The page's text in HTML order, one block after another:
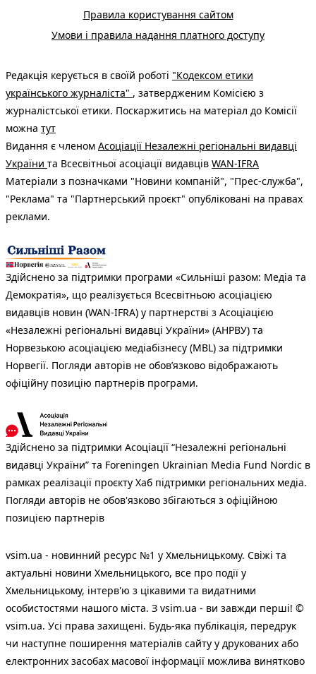
Правила користування сайтом
Умови і правила надання платного доступу
Редакція керується в своїй роботі "Кодексом етики
українського журналіста" , затвердженим Комісією з
журналістської етики. Поскаржитись на матеріал до Комісії
можна тут
Видання є членом Асоціації Незалежні регіональні видавці
України та Всесвітньої асоціації видавців WAN-IFRA
Матеріали з позначками "Новини компаній", "Прес-служба",
"Реклама" та "Партнерський проєкт" опубліковані на правах
реклами.
Здійснено за підтримки програми «Сильніші разом: Медіа та
Демократія», що реалізується Всесвітньою асоціацією
видавців новин (WAN-IFRA) у партнерстві з Асоціацією
«Незалежні регіональні видавці України» (АНРВУ) та
Норвезькою асоціацією медіабізнесу (MBL) за підтримки
Норвегії. Погляди авторів не обов’язково відображають
офіційну позицію партнерів програми.
Здійснено за підтримки Асоціації “Незалежні регіональні
видавці України” та Foreningen Ukrainian Media Fund Nordic в
рамках реалізації проєкту Хаб підтримки регіональних медіа.
Погляди авторів не обов'язково збігаються з офіційною
позицією партнерів
vsim.ua - новинний ресурс №1 у Хмельницькому. Свіжі та
актуальні новини Хмельницького, все про події у
Хмельницькому, інтерв'ю з цікавими та видатними
особистостями нашого міста. З vsim.ua - ви завжди перші! ©
vsim.ua. Усі права захищені. Будь-яка публiкацiя, передрук
чи наступне поширення матеріалів сайту у друкованих або
електронних засобах масової інформації можлива винятково